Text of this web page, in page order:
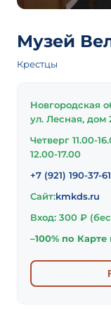
Музей
Крестцы
Новгородская
ул. Лесная, дом
Четверг 11.00-
12.00-17.00
+7 (921) 190-37-61
Сайт:kmkds.ru
Вход: 300 ₽
–100% по Карте